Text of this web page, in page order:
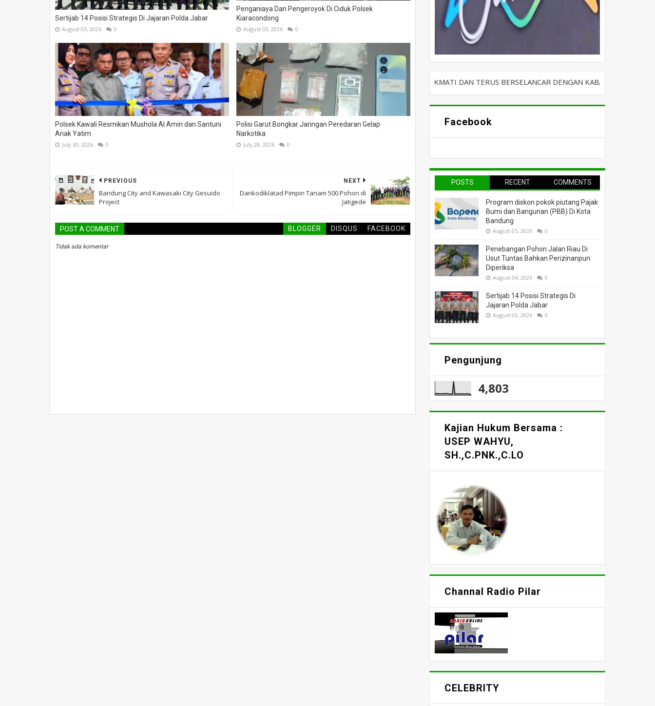
Sertijab 14 Posisi Strategis Di Jajaran Polda Jabar
August 03, 2026 0
Penganiaya Dan Pengeroyok Di Ciduk Polsek
Kiaracondong
August 03, 2026 0
Polsek Kawali Resmikan Mushola Al Amin dan Santuni
Anak Yatim
July 30, 2026 0
Polisi Garut Bongkar Jaringan Peredaran Gelap
Narkotika
July 28, 2026 0
NEXT
Dankodiklatad Pimpin Tanam 500 Pohon di
Jatigede
PREVIOUS
Bandung City and Kawasaki City Gesuido
Project
POST A COMMENT BLOGGER DISQUS FACEBOOK
Tidak ada komentar
SELAMAT DATANG DI PILARGLOBALNEWS NIKMATI DAN TERUS BERSELANCAR DENGAN KABAR TERBARU DAN ARTIKEL
Facebook
POSTS RECENT COMMENTS
Program diskon pokok piutang Pajak
Bumi dan Bangunan (PBB) Di Kota
Bandung
August 05, 2026 0
Penebangan Pohon Jalan Riau Di
Usut Tuntas Bahkan Perizinanpun
Diperiksa
August 04, 2026 0
Sertijab 14 Posisi Strategis Di
Jajaran Polda Jabar
August 03, 2026 0
Pengunjung
4,803
Kajian Hukum Bersama :
USEP WAHYU,
SH.,C.PNK.,C.LO
Channal Radio Pilar
CELEBRITY